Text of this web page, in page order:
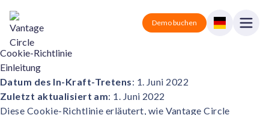
Vantage Circle Demo buchen
Lösungen
Vantage Rewards
Belohnungen und Anerkennung.
Preise
Cookie-Richtlinie
Einleitung
Datum des In-Kraft-Tretens: 1. Juni 2022
Zuletzt aktualisiert am: 1. Juni 2022
Diese Cookie-Richtlinie erläutert, wie Vantage Circle